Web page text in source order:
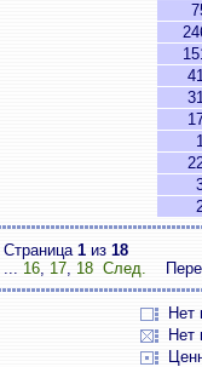
Страница 1из 18
... 16, 17, 18 След.
Нет
Нет